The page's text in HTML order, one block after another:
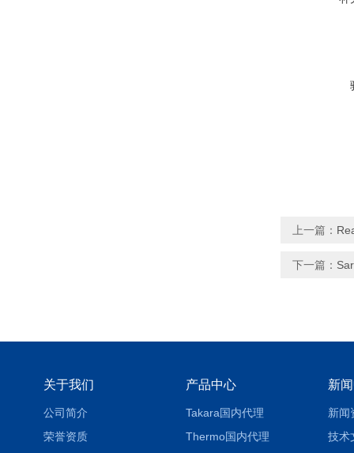
上一篇：
下一篇：
关于我们
公司简介
荣誉资质
产品中心
Takara国内代理
Thermo国内代理
新
新闻
技术